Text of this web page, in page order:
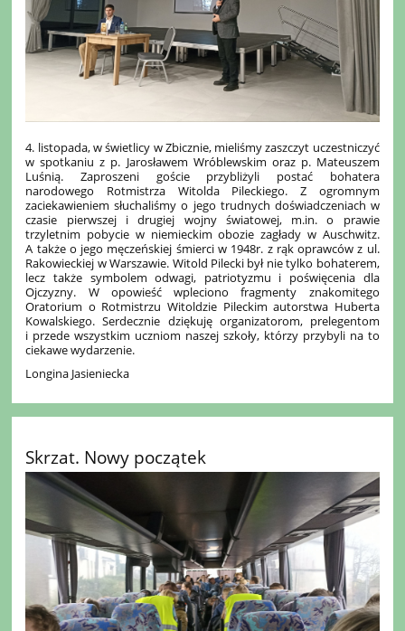
4. listopada, w świetlicy w Zbicznie, mieliśmy zaszczyt uczestniczyć
w spotkaniu z p. Jarosławem Wróblewskim oraz p. Mateuszem
Luśnią. Zaproszeni goście przybliżyli postać bohatera
narodowego Rotmistrza Witolda Pileckiego. Z ogromnym
zaciekawieniem słuchaliśmy o jego trudnych doświadczeniach w
czasie pierwszej i drugiej wojny światowej, m.in. o prawie
trzyletnim pobycie w niemieckim obozie zagłady w Auschwitz.
A także o jego męczeńskiej śmierci w 1948r. z rąk oprawców z ul.
Rakowieckiej w Warszawie. Witold Pilecki był nie tylko bohaterem,
lecz także symbolem odwagi, patriotyzmu i poświęcenia dla
Ojczyzny. W opowieść wpleciono fragmenty znakomitego
Oratorium o Rotmistrzu Witoldzie Pileckim autorstwa Huberta
Kowalskiego. Serdecznie dziękuję organizatorom, prelegentom
i przede wszystkim uczniom naszej szkoły, którzy przybyli na to
ciekawe wydarzenie.
Longina Jasieniecka
Skrzat. Nowy początek